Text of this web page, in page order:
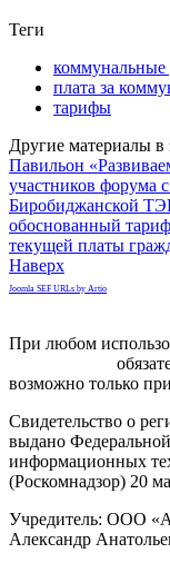
Теги
коммунальные
плата за
тарифы
Другие материалы в
Павильон
участников форума
Биробиджанской
обоснованный
текущей платы
Наверх
Joomla SEF URLs by Artio
При любом
возможно только
Свидетельство о
выдано
информационных
(Роскомнадзор) 20
Учредитель: ООО
Александр